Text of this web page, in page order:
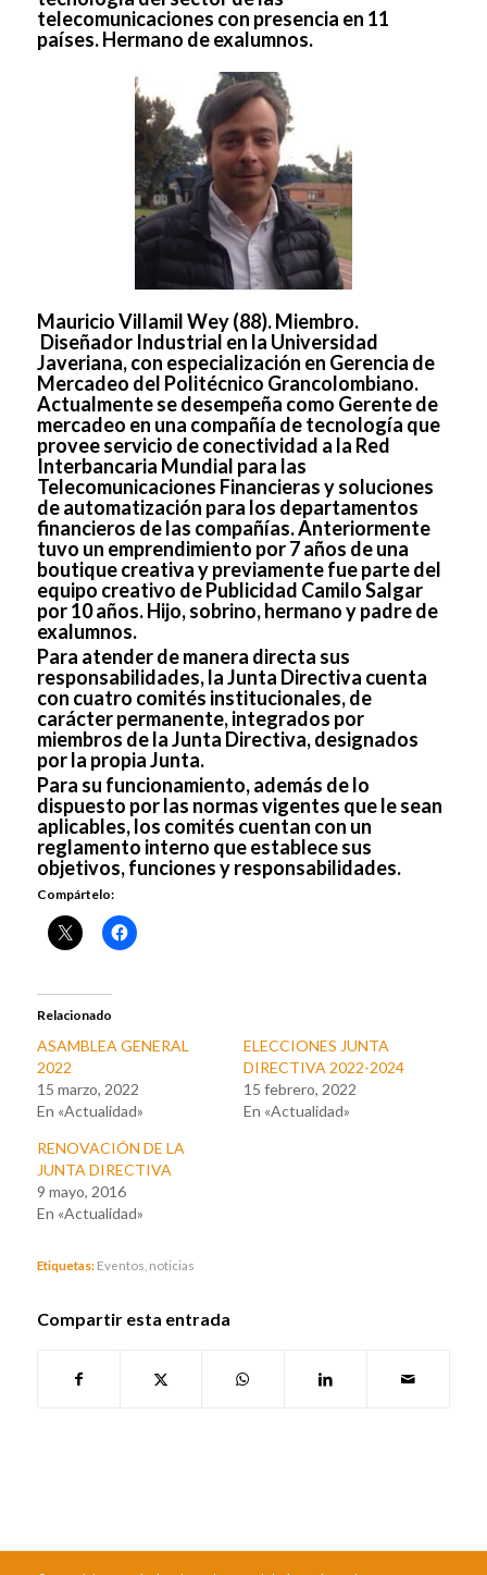
telecomunicaciones con presencia en 11
países. Hermano de exalumnos.
Mauricio Villamil Wey (88). Miembro.
Diseñador Industrial en la Universidad
Javeriana, con especialización en Gerencia de
Mercadeo del Politécnico Grancolombiano.
Actualmente se desempeña como Gerente de
mercadeo en una compañía de tecnología que
provee servicio de conectividad a la Red
Interbancaria Mundial para las
Telecomunicaciones Financieras y soluciones
de automatización para los departamentos
financieros de las compañías. Anteriormente
tuvo un emprendimiento por 7 años de una
boutique creativa y previamente fue parte del
equipo creativo de Publicidad Camilo Salgar
por 10 años. Hijo, sobrino, hermano y padre de
exalumnos.
Para atender de manera directa sus
responsabilidades, la Junta Directiva cuenta
con cuatro comités institucionales, de
carácter permanente, integrados por
miembros de la Junta Directiva, designados
por la propia Junta.
Para su funcionamiento, además de lo
dispuesto por las normas vigentes que le sean
aplicables, los comités cuentan con un
reglamento interno que establece sus
objetivos, funciones y responsabilidades.
Compártelo:
Relacionado
ASAMBLEA GENERAL
2022
15 marzo, 2022
En «Actualidad»
ELECCIONES JUNTA
DIRECTIVA 2022-2024
15 febrero, 2022
En «Actualidad»
RENOVACIÓN DE LA
JUNTA DIRECTIVA
9 mayo, 2016
En «Actualidad»
Etiquetas: Eventos noticias
Compartir esta entrada